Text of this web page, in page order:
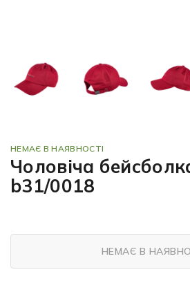
НЕМАЄ В НАЯВНОСТІ
Чоловіча
b31/0018
НЕМАЄ В